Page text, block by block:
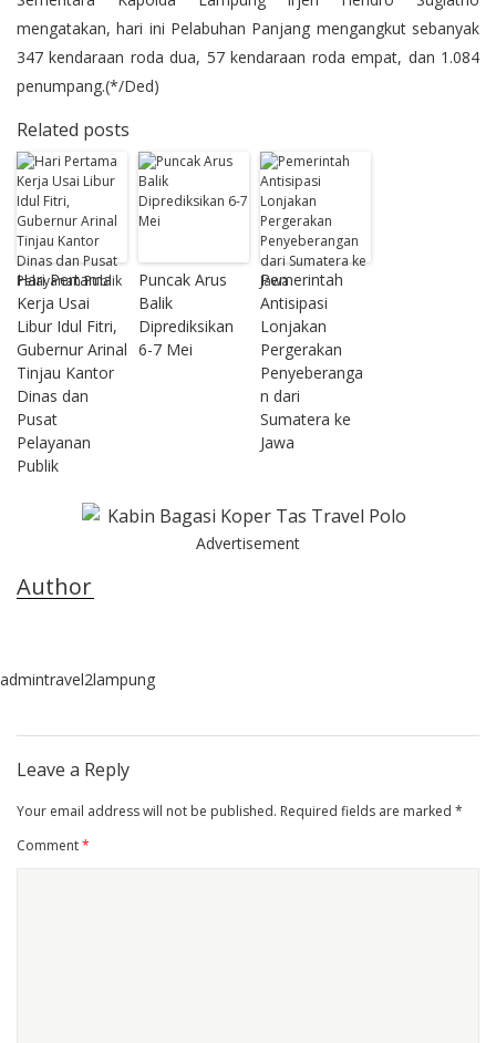
mengatakan, hari ini Pelabuhan Panjang mengangkut sebanyak
347 kendaraan roda dua, 57 kendaraan roda empat, dan 1.084
penumpang.(*/Ded)
Related posts
Hari Pertama
Kerja Usai
Libur Idul Fitri,
Gubernur Arinal
Tinjau Kantor
Dinas dan
Pusat
Pelayanan
Publik
Puncak Arus
Balik
Diprediksikan
6-7 Mei
Pemerintah
Antisipasi
Lonjakan
Pergerakan
Penyeberanga
n dari
Sumatera ke
Jawa
Advertisement
Author
admintravel2lampung
Leave a Reply
Your email address will not be published. Required fields are marked *
Comment*